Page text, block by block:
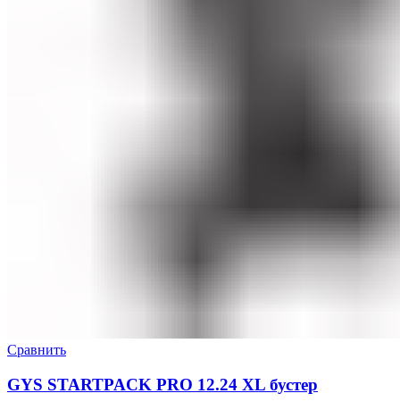
Сравнить
GYS STARTPACK PRO 12.24 XL бустер